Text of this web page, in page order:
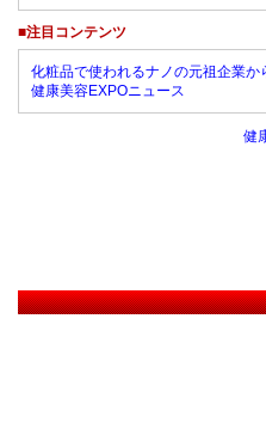
■注目コンテンツ
化粧品で使われるナノの元祖企業か
健康美容EXPOニュース
健